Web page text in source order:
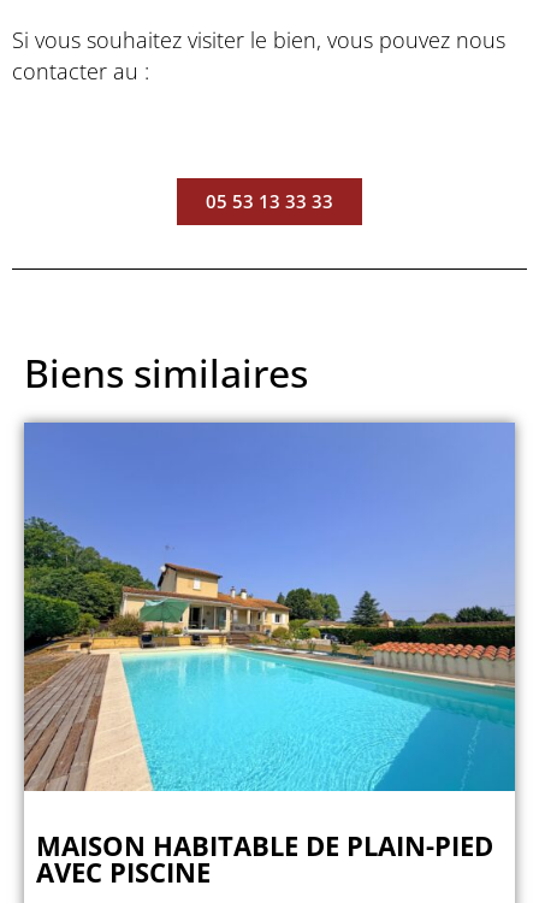
Si vous souhaitez visiter le bien, vous pouvez nous
contacter au :
05 53 13 33 33
Biens similaires
MAISON HABITABLE DE PLAIN-PIED
AVEC PISCINE